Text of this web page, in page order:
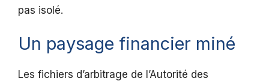
pas isolé.
Un paysage financier miné
Les fichiers d’arbitrage de l’Autorité des